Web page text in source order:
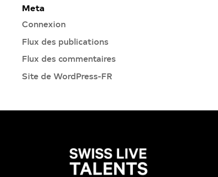
Meta
Connexion
Flux des publications
Flux des commentaires
Site de WordPress-FR